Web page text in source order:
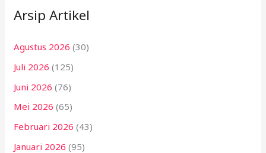
Arsip Artikel
Agustus 2026 (30)
Juli 2026 (125)
Juni 2026 (76)
Mei 2026 (65)
Februari 2026 (43)
Januari 2026 (95)